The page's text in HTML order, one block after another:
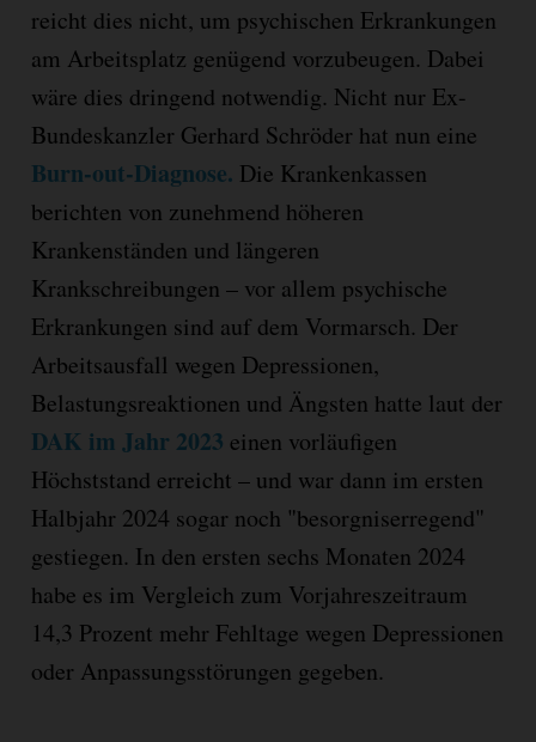
reicht dies nicht, um psychischen Erkrankungen
am Arbeitsplatz genügend vorzubeugen. Dabei
wäre dies dringend notwendig. Nicht nur Ex-
Bundeskanzler Gerhard Schröder hat nun eine
Burn-out-Diagnose. Die Krankenkassen
berichten von zunehmend höheren
Krankenständen und längeren
Krankschreibungen – vor allem psychische
Erkrankungen sind auf dem Vormarsch. Der
Arbeitsausfall wegen Depressionen,
Belastungsreaktionen und Ängsten hatte laut der
DAK im Jahr 2023 einen vorläufigen
Höchststand erreicht – und war dann im ersten
Halbjahr 2024 sogar noch "besorgniserregend"
gestiegen. In den ersten sechs Monaten 2024
habe es im Vergleich zum Vorjahreszeitraum
14,3 Prozent mehr Fehltage wegen Depressionen
oder Anpassungsstörungen gegeben.